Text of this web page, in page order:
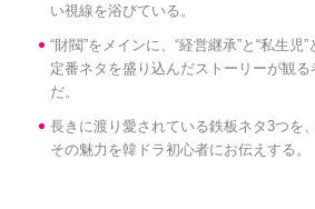
い視線を浴びている。
“財閥”をメインに、“経営継承”と“私生児
定番ネタを盛り込んだストーリーが観る
だ。
長きに渡り愛されている鉄板ネタ3つを
その魅力を韓ドラ初心者にお伝えする。